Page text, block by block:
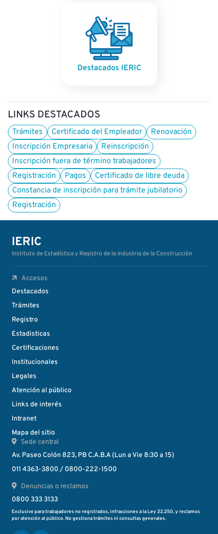
Destacados IERIC
LINKS DESTACADOS
Trámites Certificado del Empleador
Renovación
Inscripción Empresaria
Reinscripción
Inscripción fuera de término trabajadores
Registración
Pagos
Certificado de libre deuda
Constancia de inscripción para trámite jubilatorio
Registración
IERIC
Instituto de Estadística y Registro de la Industria de la Construcción
Accesos
Destacados
Trámites
Registro
Estadisticas
Certificaciones
Institucionales
Legales
Atención al público
Links de interés
Intranet
Mapa del sitio
Sede central
Av. Paseo Colón 823, PB C.A.B.A (Lun a Vie 8:30 a 15)
011 4363-3800 / 0800-222-1500
Denuncias o reclamos
0800 333 3133
Exclusivo para trabajadores no registrados, infracciones a la Ley 22.250, y reclamos
por atención al público. No gestiona trámites ni consultas generales.